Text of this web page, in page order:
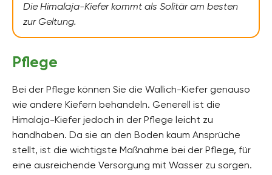
Die Himalaja-Kiefer kommt als Solitär am besten
zur Geltung.
Pflege
Bei der Pflege können Sie die Wallich-Kiefer genauso
wie andere Kiefern behandeln. Generell ist die
Himalaja-Kiefer jedoch in der Pflege leicht zu
handhaben. Da sie an den Boden kaum Ansprüche
stellt, ist die wichtigste Maßnahme bei der Pflege, für
eine ausreichende Versorgung mit Wasser zu sorgen.